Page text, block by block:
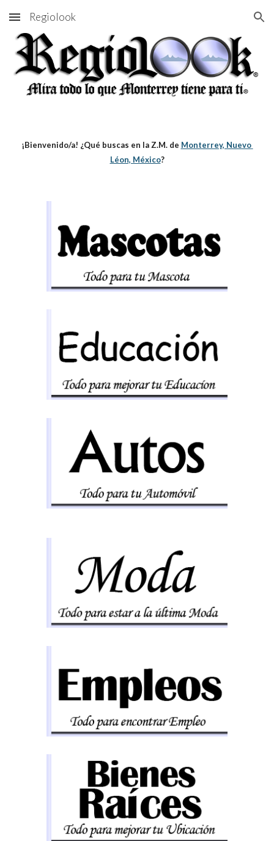
Skip to main content Skip to navigation
Regiolook
¡Bienvenido/a! ¿Qué buscas en la Z.M. de Monterrey, Nuevo
Léon, México?